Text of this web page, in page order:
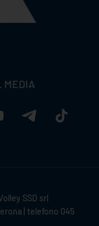
MEDIA
SSD srl
| telefono 045